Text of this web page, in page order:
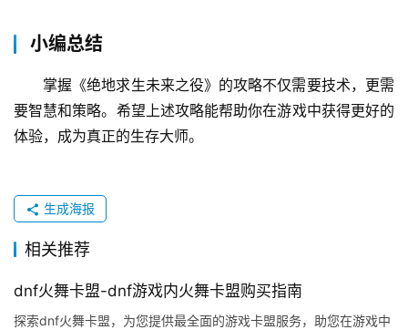
小编总结
掌握《绝地求生未来之役》的攻略不仅需要技术，更需
要智慧和策略。希望上述攻略能帮助你在游戏中获得更好的
体验，成为真正的生存大师。
生成海报
相关推荐
dnf火舞卡盟-dnf游戏内火舞卡盟购买指南
探索dnf火舞卡盟，为您提供最全面的游戏卡盟服务，助您在游戏中